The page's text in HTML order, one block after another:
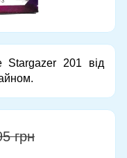
Stargazer 201 від
грн